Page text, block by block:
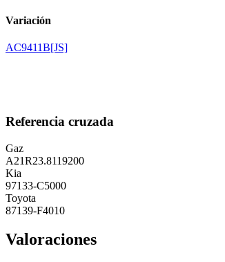
Variación
AC9411B[JS]
Referencia cruzada
Gaz
A21R23.8119200
Kia
97133-C5000
Toyota
87139-F4010
Valoraciones